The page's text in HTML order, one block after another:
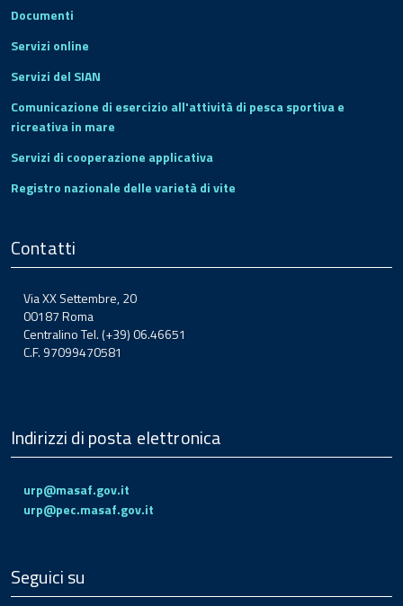
Documenti
Servizi online
Servizi del SIAN
Comunicazione di esercizio all'attività di pesca sportiva e
ricreativa in mare
Servizi di cooperazione applicativa
Registro nazionale delle varietà di vite
Contatti
Via XX Settembre, 20
00187 Roma
Centralino Tel. (+39) 06.46651
C.F. 97099470581
Indirizzi di posta elettronica
urp@masaf.gov.it
urp@pec.masaf.gov.it
Seguici su